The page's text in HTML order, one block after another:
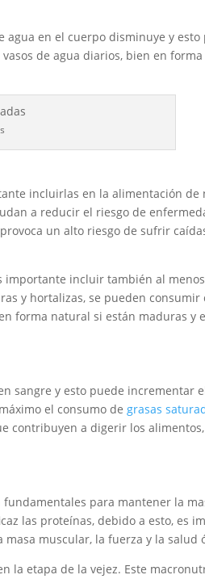
en el cuerpo disminuye y
de agua diarios, bien en
incluirlas en la alimentación de
a reducir el riesgo de
un alto riesgo de sufrir
incluir también al
y hortalizas, se pueden consumir
forma natural si están maduras y
sangre y esto puede incrementar
el consumo degrasas
contribuyen a digerir los
para mantener la
las proteínas, debido a esto, es
muscular, la fuerza y la salud
la etapa de la vejez. Este